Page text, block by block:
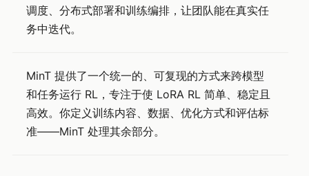
调度、分布式部署和训练编排，让团队能在真实任
务中迭代。
MinT 提供了一个统一的、可复现的方式来跨模型
和任务运行 RL，专注于使 LoRA RL 简单、稳定且
高效。你定义训练内容、数据、优化方式和评估标
准——MinT 处理其余部分。